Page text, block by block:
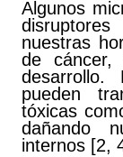
Algunos
nuestras
de cáncer,
desarrollo.
pueden
tóxicas
dañando
internos [2,